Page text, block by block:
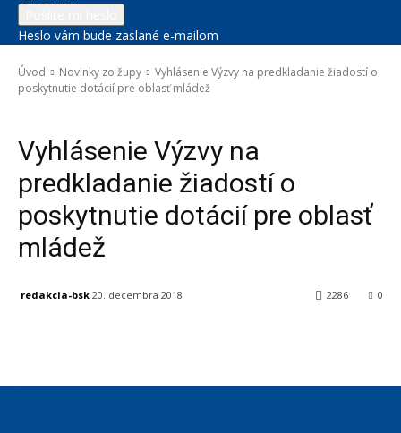
Heslo vám bude zaslané e-mailom
Úvod Novinky zo župy
Vyhlásenie Výzvy na predkladanie žiadostí o
poskytnutie dotácií pre oblasť mládež
Vyhlásenie Výzvy na
predkladanie žiadostí o
poskytnutie dotácií pre oblasť
mládež
redakcia-bsk 20. decembra 2018 0
2286